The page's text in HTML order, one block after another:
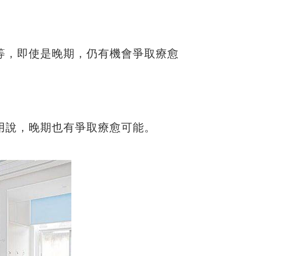
即使是晚期，仍有機會爭取療愈
，晚期也有爭取療愈可能。